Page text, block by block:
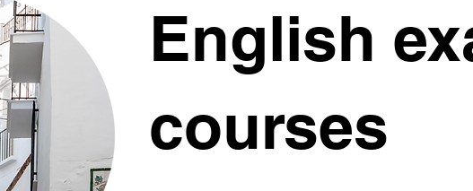
English
courses